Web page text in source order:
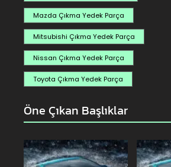
Mazda Çıkma Yedek Parça
Mitsubishi Çıkma Yedek Parça
Nissan Çıkma Yedek Parça
Toyota Çıkma Yedek Parça
Öne Çıkan Başlıklar